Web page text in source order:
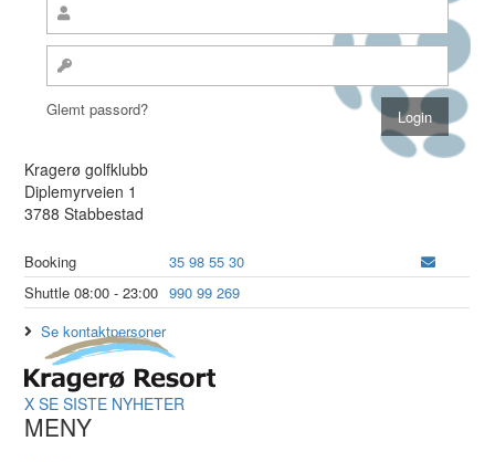
Glemt passord?
Kragerø golfklubb
Diplemyrveien 1
3788 Stabbestad
Booking
35 98 55 30
Shuttle 08:00 - 23:00 990 99 269
Se kontaktpersoner
X SE SISTE NYHETER
MENY